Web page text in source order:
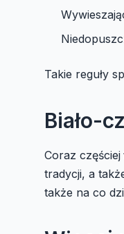
Takie reguły
Biało-
Coraz częściej
tradycji, a
także na co